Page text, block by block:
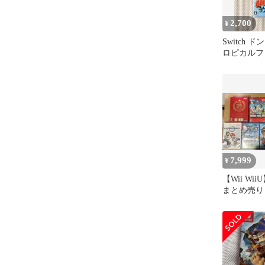
¥2,700
Switch ド
ロピカル
¥ 7,999
【Wii
まとめ売り